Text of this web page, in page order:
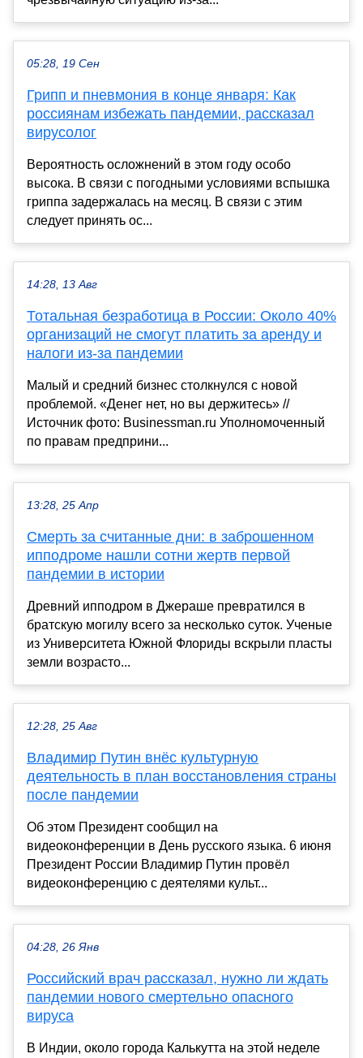
05:28, 19 Сен
Грипп и пневмония в конце января: Как
россиянам избежать пандемии, рассказал
вирусолог
Вероятность осложнений в этом году особо
высока. В связи с погодными условиями вспышка
гриппа задержалась на месяц. В связи с этим
следует принять ос...
14:28, 13 Авг
Тотальная безработица в России: Около 40%
организаций не смогут платить за аренду и
налоги из-за пандемии
Малый и средний бизнес столкнулся с новой
проблемой. «Денег нет, но вы держитесь» //
Источник фото: Businessman.ru Уполномоченный
по правам предприни...
13:28, 25 Апр
Смерть за считанные дни: в заброшенном
ипподроме нашли сотни жертв первой
пандемии в истории
Древний ипподром в Джераше превратился в
братскую могилу всего за несколько суток. Ученые
из Университета Южной Флориды вскрыли пласты
земли возрасто...
12:28, 25 Авг
Владимир Путин внёс культурную
деятельность в план восстановления страны
после пандемии
Об этом Президент сообщил на
видеоконференции в День русского языка. 6 июня
Президент России Владимир Путин провёл
видеоконференцию с деятелями культ...
04:28, 26 Янв
Российский врач рассказал, нужно ли ждать
пандемии нового смертельно опасного
вируса
В Индии, около города Калькутта на этой неделе